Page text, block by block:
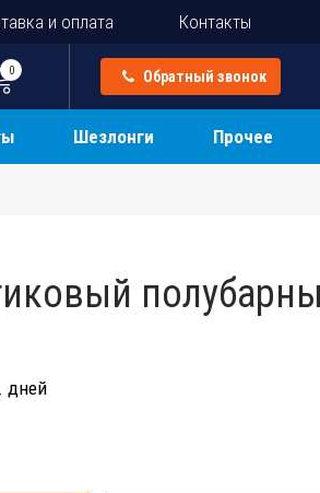
и оплата Контакты
0 Обратный звонок
Шезлонги Прочее
дней